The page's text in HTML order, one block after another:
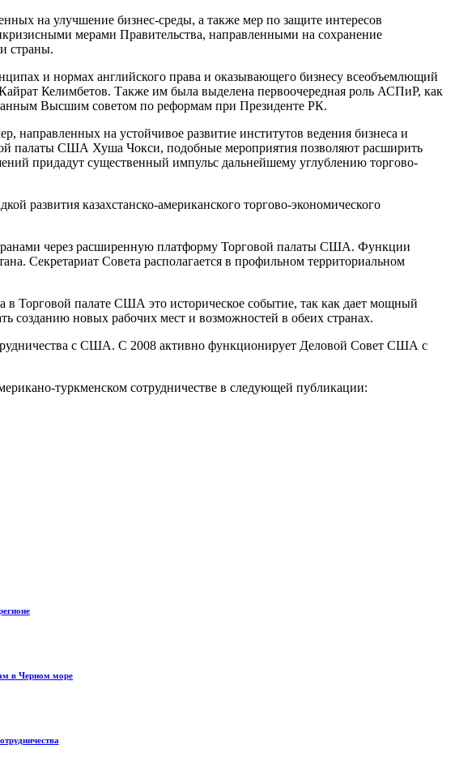
на улучшение бизнес-среды, а также мер по защите интересов
мерами Правительства, направленными на сохранение
страны.
и нормах английского права и оказывающего бизнесу всеобъемлющий
Келимбетов. Также им была выделена первоочередная роль АСПиР, как
Высшим советом по реформам при Президенте РК.
направленных на устойчивое развитие институтов ведения бизнеса и
палаты США Хуша Чокси, подобные мероприятия позволяют расширить
придадут существенный импульс дальнейшему углублению торгово-
развития казахстанско-американского торгово-экономического
через расширенную платформу Торговой палаты США. Функции
Секретариат Совета располагается в профильном территориальном
в Торговой палате США это историческое событие, так как дает мощный
созданию новых рабочих мест и возможностей в обеих странах.
с США. С 2008 активно функционирует Деловой Совет США с
туркменском сотрудничестве в следующей публикации:
в Черном море